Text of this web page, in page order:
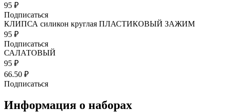
95 ₽
Подписаться
КЛИПСА силикон круглая ПЛАСТИКОВЫЙ ЗАЖИМ
95 ₽
Подписаться
САЛАТОВЫЙ
95 ₽
66.50 ₽
Подписаться
Информация о наборах